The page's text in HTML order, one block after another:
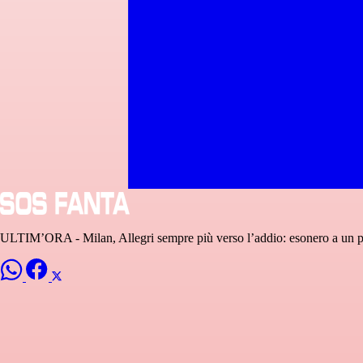
ULTIM’ORA - Milan, Allegri sempre più verso l’addio: esonero a un